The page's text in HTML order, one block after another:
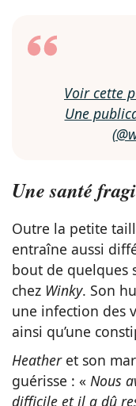
Voir cette
Une
Une santé
Outre la petite
entraîne aussi
bout de quelques
chez Winky. Son
une infection des
ainsi qu’une
Heather et son
guérisse : « Nous
difficile et il a dû